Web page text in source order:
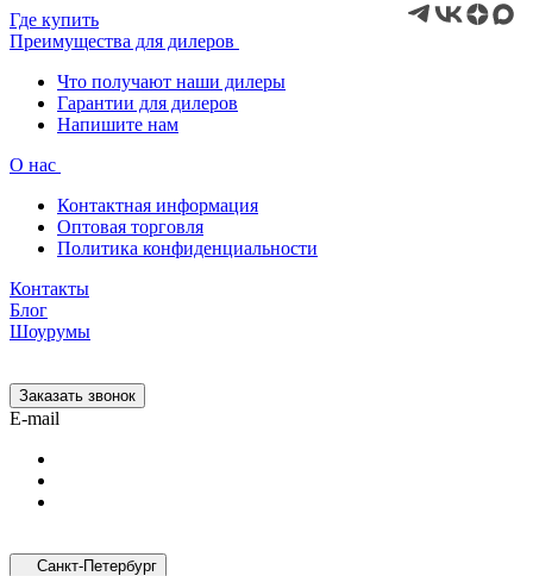
Где купить
Преимущества для дилеров
Что получают наши дилеры
Гарантии для дилеров
Напишите нам
О нас
Контактная информация
Оптовая торговля
Политика конфиденциальности
Контакты
Блог
Шоурумы
Заказать звонок
E-mail
Санкт-Петербург